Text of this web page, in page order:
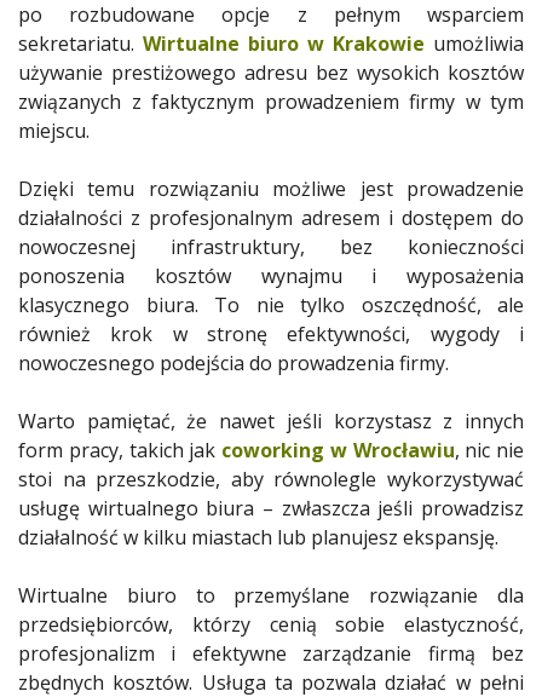
po rozbudowane opcje z pełnym wsparciem
sekretariatu. Wirtualne biuro w Krakowie umożliwia
używanie prestiżowego adresu bez wysokich kosztów
związanych z faktycznym prowadzeniem firmy w tym
miejscu.
Dzięki temu rozwiązaniu możliwe jest prowadzenie
działalności z profesjonalnym adresem i dostępem do
nowoczesnej infrastruktury, bez konieczności
ponoszenia kosztów wynajmu i wyposażenia
klasycznego biura. To nie tylko oszczędność, ale
również krok w stronę efektywności, wygody i
nowoczesnego podejścia do prowadzenia firmy.
Warto pamiętać, że nawet jeśli korzystasz z innych
form pracy, takich jak coworking w Wrocławiu, nic nie
stoi na przeszkodzie, aby równolegle wykorzystywać
usługę wirtualnego biura – zwłaszcza jeśli prowadzisz
działalność w kilku miastach lub planujesz ekspansję.
Wirtualne biuro to przemyślane rozwiązanie dla
przedsiębiorców, którzy cenią sobie elastyczność,
profesjonalizm i efektywne zarządzanie firmą bez
zbędnych kosztów. Usługa ta pozwala działać w pełni